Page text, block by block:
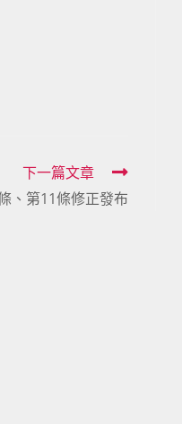
下一篇文章
、第11條修正發布